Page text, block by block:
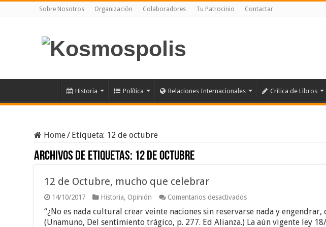
Sobre Nosotros Organización Colaboradores Tu Patrocinio Contactar
Historia Política Relaciones Internacionales Crítica de Libros
Home/ Etiqueta: 12 de octubre
Archivos de etiquetas: 12 de octubre
12 de Octubre, mucho que celebrar
14/10/2017 Historia, Opinión Comentarios desactivadosen
de
Octubre,
“¿No es nada cultural crear veinte naciones sin reservarse nada y
(Unamuno, Del sentimiento trágico, p. 277. Ed Alianza.) La aún vigente ley